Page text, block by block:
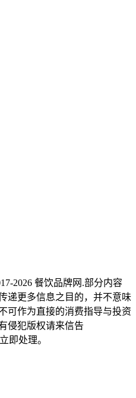
2026 餐饮品牌网 .部分内容
递更多信息之目的，并不意味
可作为直接的消费指导与投资
侵犯版权请来信告
即处理。